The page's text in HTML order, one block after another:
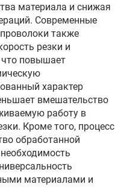
материала и снижая
Современные
также
резки и
что повышает
характер
вмешательство
работу в
Кроме того, процесс
обработанной
материалами и